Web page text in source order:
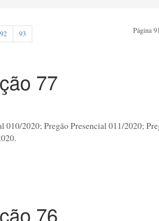
92
93
Página
77
2020; Pregão Presencial 011/2020;
76